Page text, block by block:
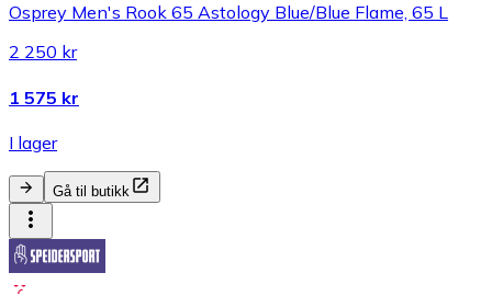
Osprey Men's Rook 65 Astology Blue/Blue Flame, 65 L
2 250 kr
1 575 kr
I lager
Gå til butikk